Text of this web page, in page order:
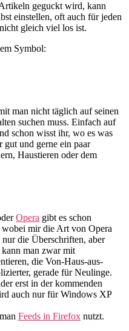
geguckt wird, kann
einstellen, oft auch für jeden
gleich viel los ist.
Symbol:
man nicht täglich auf seinen
suchen muss. Einfach auf
schon wisst ihr, wo es was
gut und gerne ein paar
Haustieren oder dem
Opera gibt es schon
mir die Art von Opera
die Überschriften, aber
man zwar mit
die Von-Haus-aus-
gerade für Neulinge.
erst in der kommenden
auch nur für Windows XP
Feeds in Firefox nutzt.